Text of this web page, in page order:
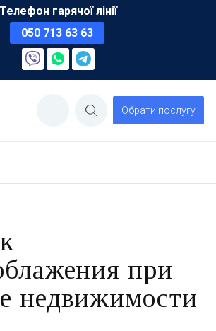
Телефон гарячої лінії
050 713 63 63
Обрати послугу
при
недвижимости